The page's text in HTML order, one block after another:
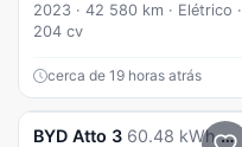
2023 · 42 580 km · Elétrico ·
204 cv
cerca de 19 horas atrás
BYD Atto 3 60.48 kWh Design